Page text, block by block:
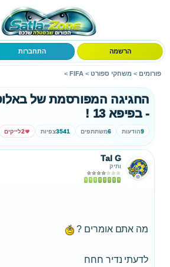
הרשמה התחברות
פורומים > משחקי ספורט >
FIFA
>
- בפיפא 13 !
9הודעות 6משתתפים 3541צפיות 2לייקים
Tal G
ותיק
מה אתם אומרים ?
לדעתי נדיר חחח